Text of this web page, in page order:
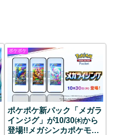
ポケポケ
ポケポケ新パック「メガラ
インジグ」が10/30㈭から
登場!!メガシンカポケモン